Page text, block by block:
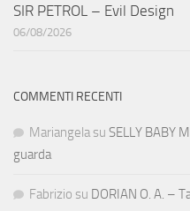
SIR PETROL – Evil Design
06/08/2026
COMMENTI RECENTI
Mariangela su SELLY BABY
guarda
Fabrizio su DORIAN O. A. –